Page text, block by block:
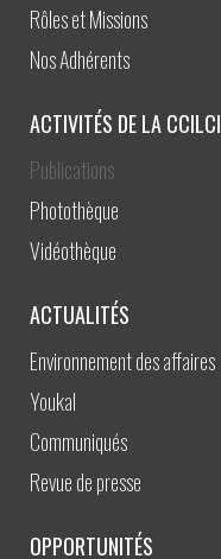
Rôles et Missions
Nos Adhérents
ACTIVITÉS DE LA CCILCI
Publications
Photothèque
Vidéothèque
ACTUALITÉS
Environnement des affaires
Youkal
Communiqués
Revue de presse
OPPORTUNITÉS